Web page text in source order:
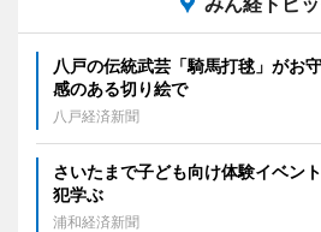
八戸の伝統武芸「騎馬打毬」がお
感のある切り絵で
八戸経済新聞
さいたまで子ども向け体験イベン
犯学ぶ
浦和経済新聞